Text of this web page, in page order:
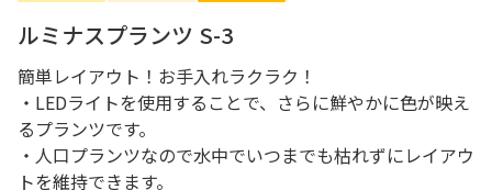
ルミナスプランツ S-3
簡単レイアウト！お手入れラクラク！
・LEDライトを使用することで、さらに鮮やかに色が映え
るプランツです。
・人口プランツなので水中でいつまでも枯れずにレイアウ
トを維持できます。